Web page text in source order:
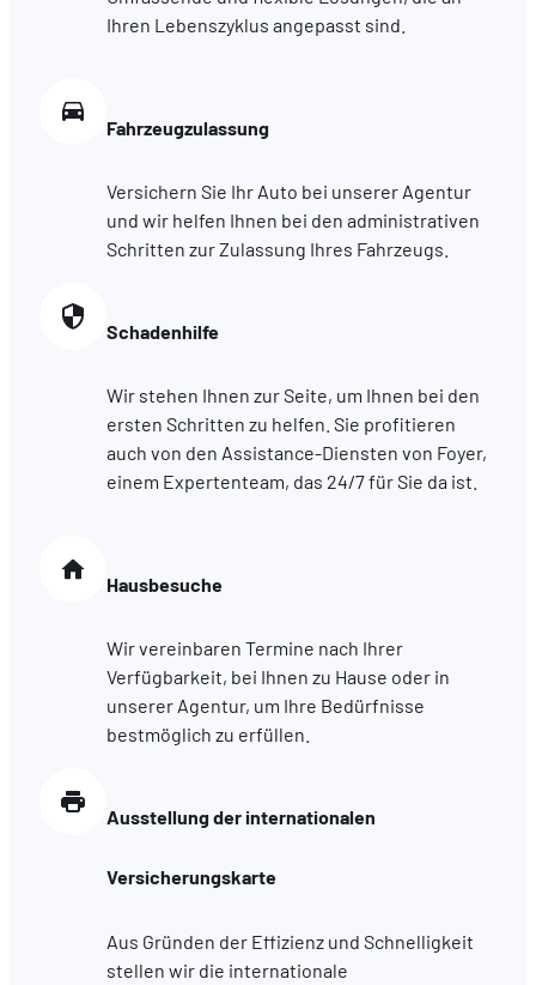
comprenant comment vous arrivez sur notre site.
sociaux utilisés et vous permettre de visualiser du contenu
hébergé sur un site externe.
Ihren Lebenszyklus angepasst sind.
Fahrzeugzulassung
Versichern Sie Ihr Auto bei unserer Agentur
und wir helfen Ihnen bei den administrativen
Schritten zur Zulassung Ihres Fahrzeugs.
Schadenhilfe
Wir stehen Ihnen zur Seite, um Ihnen bei den
ersten Schritten zu helfen. Sie profitieren
auch von den Assistance-Diensten von Foyer,
einem Expertenteam, das 24/7 für Sie da ist.
Hausbesuche
Wir vereinbaren Termine nach Ihrer
Verfügbarkeit, bei Ihnen zu Hause oder in
unserer Agentur, um Ihre Bedürfnisse
bestmöglich zu erfüllen.
Ausstellung der internationalen
Versicherungskarte
Aus Gründen der Effizienz und Schnelligkeit
stellen wir die internationale